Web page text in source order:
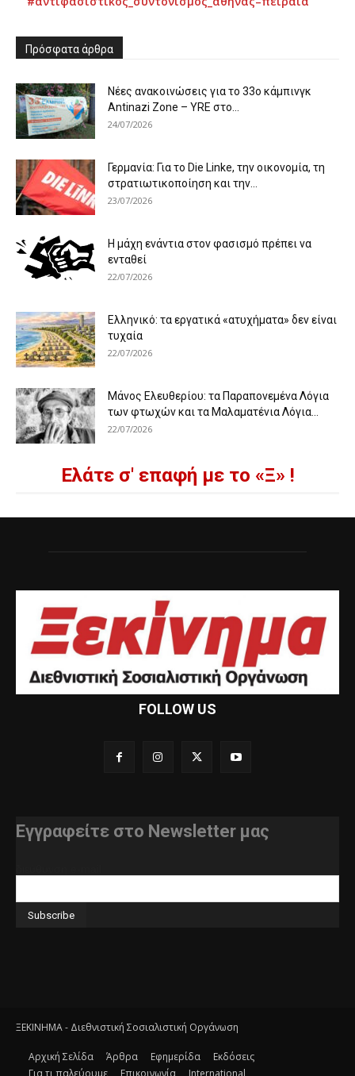
Πρόσφατα άρθρα
Νέες ανακοινώσεις για το 33ο κάμπινγκ
Antinazi Zone – YRE στο...
24/07/2026
Γερμανία: Για το Die Linke, την οικονομία, τη
στρατιωτικοποίηση και την...
23/07/2026
Η μάχη ενάντια στον φασισμό πρέπει να
ενταθεί
22/07/2026
Ελληνικό: τα εργατικά «ατυχήματα» δεν είναι
τυχαία
22/07/2026
Μάνος Ελευθερίου: τα Παραπονεμένα Λόγια
των φτωχών και τα Μαλαματένια Λόγια...
22/07/2026
Ελάτε σ' επαφή με το «Ξ» !
FOLLOW US
Εγγραφείτε στο Newsletter μας
ΞΕΚΙΝΗΜΑ - Διεθνιστική Σοσιαλιστική Οργάνωση
Αρχική Σελίδα Άρθρα Εφημερίδα
Εκδόσεις
Για τι παλεύουμε
Επικοινωνία International